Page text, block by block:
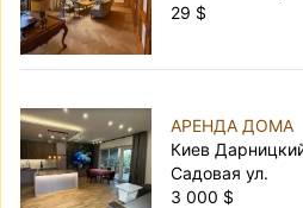
29 $
АРЕНДА ДОМА
Киев
Садовая ул.
3 000 $